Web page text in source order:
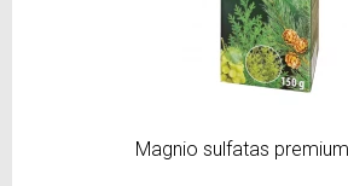
Magnio sulfatas